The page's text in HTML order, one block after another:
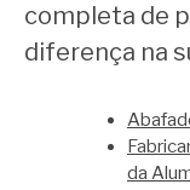
completa de
diferença na
da